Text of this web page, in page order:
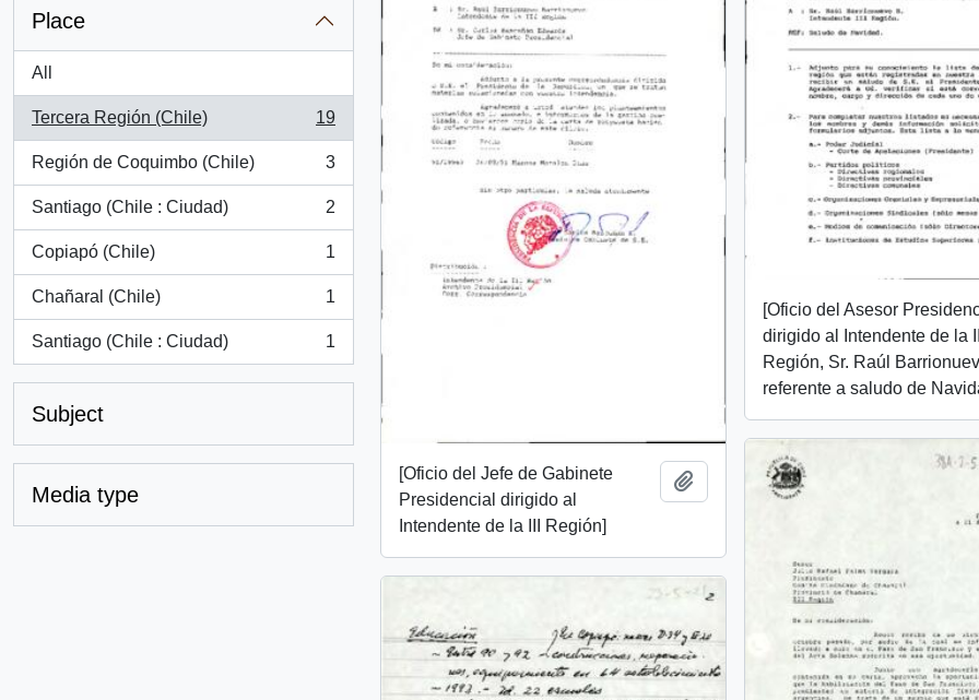
Place
All
Tercera Región (Chile)
, 19 results
19
Región de Coquimbo (Chile)
, 3 results
3
Santiago (Chile : Ciudad)
, 2 results
2
Copiapó (Chile)
, 1 results
1
Chañaral (Chile)
, 1 results
1
Santiago (Chile : Ciudad)
, 1 results
1
Subject
Media type
[Oficio del Asesor
dirigido al Intendente de la
Región, Sr. Raúl
referente a saludo de
[Oficio del Jefe de Gabinete
Presidencial dirigido al
Intendente de la III Región]
Add to clipboard